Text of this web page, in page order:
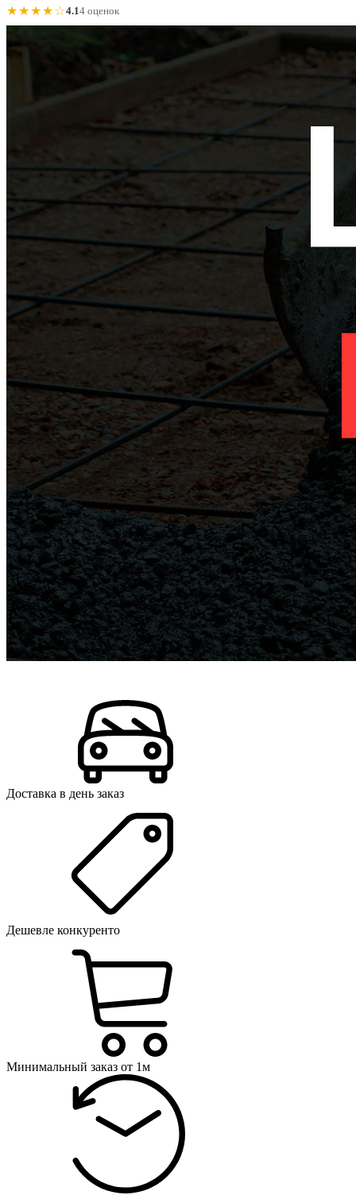
★★★★☆4.14 оценок
Доставка в день заказ
Дешевле конкуренто
Минимальный заказ от 1м